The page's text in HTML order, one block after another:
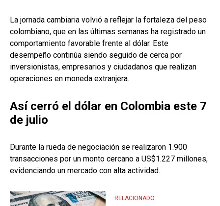
La jornada cambiaria volvió a reflejar la fortaleza del peso
colombiano, que en las últimas semanas ha registrado un
comportamiento favorable frente al dólar. Este
desempeño continúa siendo seguido de cerca por
inversionistas, empresarios y ciudadanos que realizan
operaciones en moneda extranjera.
Así cerró el dólar en Colombia este 7
de julio
Durante la rueda de negociación se realizaron 1.900
transacciones por un monto cercano a US$1.227 millones,
evidenciando un mercado con alta actividad.
RELACIONADO